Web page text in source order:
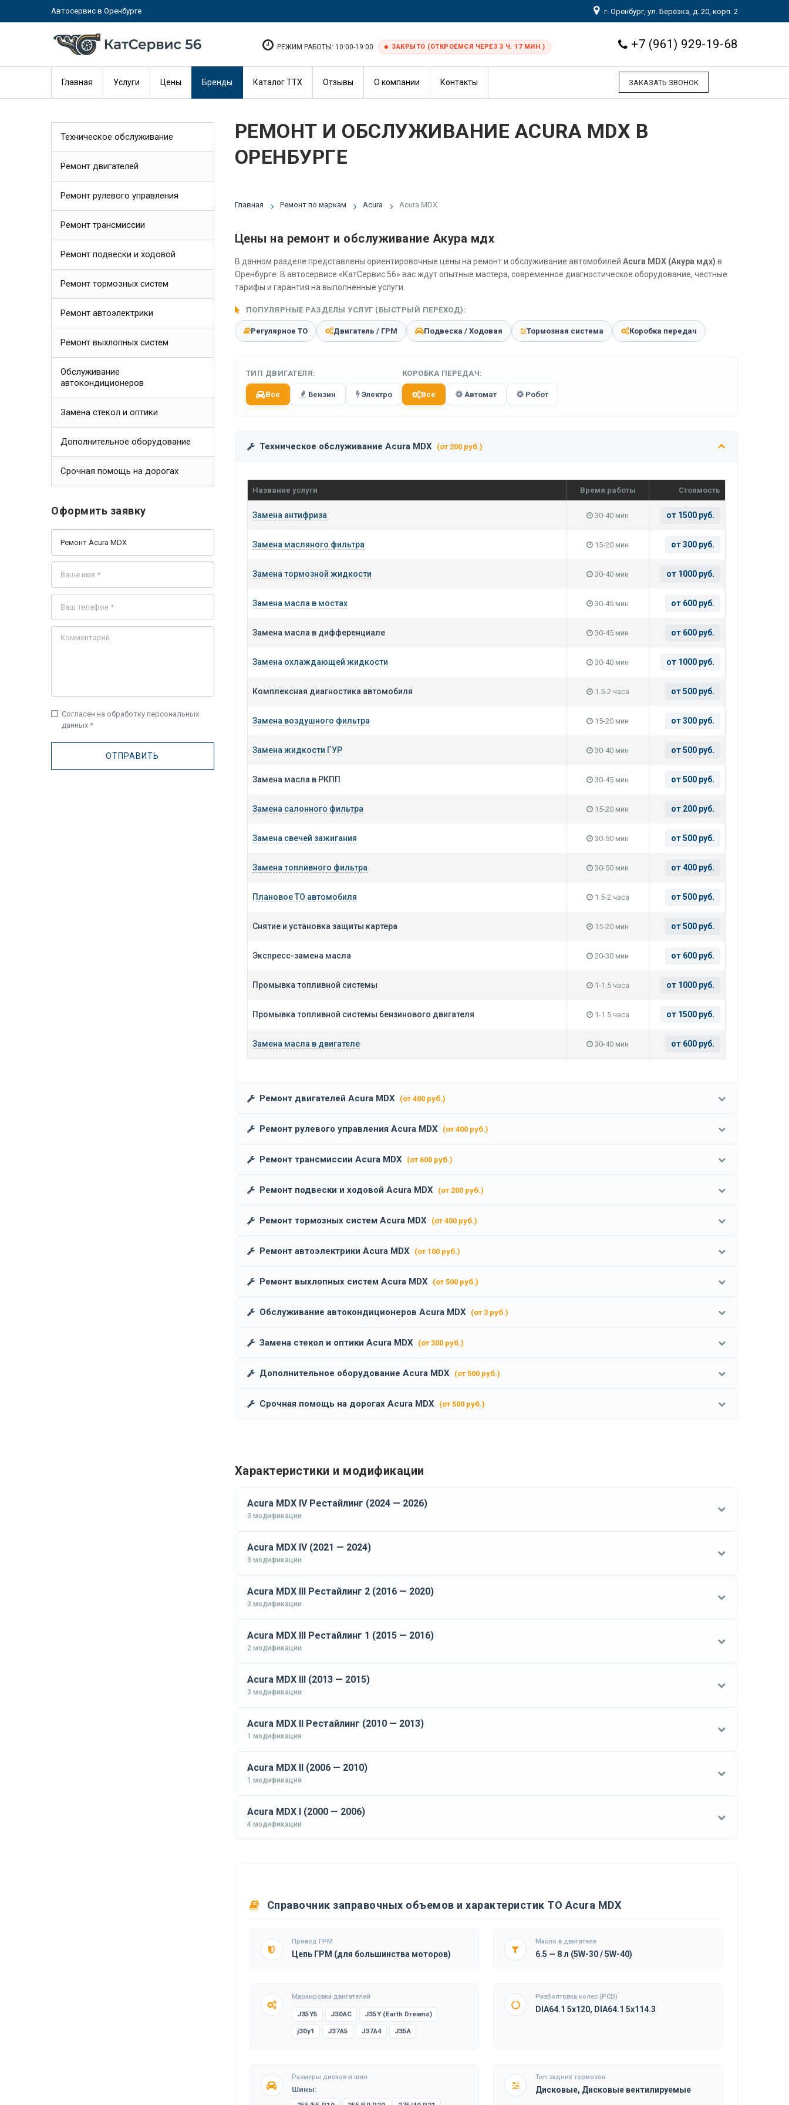
Автосервис в Оренбурге г. Оренбург, ул. Берёзка, д. 20, корп. 2
+7 (961) 929-19-68
РЕЖИМ РАБОТЫ: 10:00-19:00 ЗАКРЫТО (ОТКРОЕМСЯ ЧЕРЕЗ 3 Ч. 17 МИН.)
ЗАКАЗАТЬ ЗВОНОК
Главная Услуги Цены Бренды Каталог ТТХ Отзывы О компании Контакты
РЕМОНТ И ОБСЛУЖИВАНИЕ ACURA MDX В
ОРЕНБУРГЕ
Главная Ремонт по маркам Acura Acura MDX
Цены на ремонт и обслуживание Акура мдх
В данном разделе представлены ориентировочные цены на ремонт и обслуживание автомобилей Acura MDX (Акура мдх) в
Оренбурге. В автосервисе «КатСервис 56» вас ждут опытные мастера, современное диагностическое оборудование, честные
тарифы и гарантия на выполненные услуги.
ПОПУЛЯРНЫЕ РАЗДЕЛЫ УСЛУГ (БЫСТРЫЙ ПЕРЕХОД):
Регулярное ТО Двигатель / ГРМ Подвеска / Ходовая Тормозная система Коробка передач
ТИП ДВИГАТЕЛЯ:
Все Бензин Электро
КОРОБКА ПЕРЕДАЧ:
Все Автомат Робот
Техническое обслуживание Acura MDX (от 200 руб.)
Название услуги Время работы Стоимость
Замена антифриза 30-40 мин от 1500 руб.
Замена масляного фильтра 15-20 мин от 300 руб.
Замена тормозной жидкости 30-40 мин от 1000 руб.
Замена масла в мостах 30-45 мин от 600 руб.
Замена масла в дифференциале 30-45 мин от 600 руб.
Замена охлаждающей жидкости 30-40 мин от 1000 руб.
Комплексная диагностика автомобиля 1.5-2 часа от 500 руб.
Замена воздушного фильтра 15-20 мин от 300 руб.
Замена жидкости ГУР 30-40 мин от 500 руб.
Замена масла в РКПП 30-45 мин от 500 руб.
Замена салонного фильтра 15-20 мин от 200 руб.
Замена свечей зажигания 30-50 мин от 500 руб.
Замена топливного фильтра 30-50 мин от 400 руб.
Плановое ТО автомобиля 1.5-2 часа от 500 руб.
Снятие и установка защиты картера 15-20 мин от 500 руб.
Экспресс-замена масла 20-30 мин от 600 руб.
Промывка топливной системы 1-1.5 часа от 1000 руб.
Промывка топливной системы бензинового двигателя 1-1.5 часа от 1500 руб.
Замена масла в двигателе 30-40 мин от 600 руб.
Ремонт двигателей Acura MDX (от 400 руб.)
Ремонт рулевого управления Acura MDX (от 400 руб.)
Ремонт трансмиссии Acura MDX (от 600 руб.)
Ремонт подвески и ходовой Acura MDX (от 200 руб.)
Ремонт тормозных систем Acura MDX (от 400 руб.)
Ремонт автоэлектрики Acura MDX (от 100 руб.)
Ремонт выхлопных систем Acura MDX (от 500 руб.)
Обслуживание автокондиционеров Acura MDX (от 3 руб.)
Замена стекол и оптики Acura MDX (от 300 руб.)
Дополнительное оборудование Acura MDX (от 500 руб.)
Срочная помощь на дорогах Acura MDX (от 500 руб.)
Характеристики и модификации
Acura MDX IV Рестайлинг (2024 — 2026)
3 модификации
Acura MDX IV (2021 — 2024)
3 модификации
Acura MDX III Рестайлинг 2 (2016 — 2020)
3 модификации
Acura MDX III Рестайлинг 1 (2015 — 2016)
2 модификации
Acura MDX III (2013 — 2015)
3 модификации
Acura MDX II Рестайлинг (2010 — 2013)
1 модификация
Acura MDX II (2006 — 2010)
1 модификация
Acura MDX I (2000 — 2006)
4 модификации
Справочник заправочных объемов и характеристик ТО Acura MDX
Привод ГРМ
Цепь ГРМ (для большинства моторов)
Масло в двигателе
6.5 — 8 л (5W-30 / 5W-40)
Маркировка двигателей
J35Y5 J30AC J35Y (Earth Dreams)
j30y1 J37A5 J37A4 J35A
Разболтовка колес (PCD)
DIA64.1 5x120, DIA64.1 5x114.3
Размеры дисков и шин
Шины:
Тип задних тормозов
Дисковые, Дисковые вентилируемые
Техническое обслуживание
Ремонт двигателей
Ремонт рулевого управления
Ремонт трансмиссии
Ремонт подвески и ходовой
Ремонт тормозных систем
Ремонт автоэлектрики
Ремонт выхлопных систем
Обслуживание
автокондиционеров
Замена стекол и оптики
Дополнительное оборудование
Срочная помощь на дорогах
Оформить заявку
check_box_outline_blank Согласен на обработку персональных
данных *